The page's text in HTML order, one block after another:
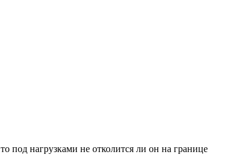
под нагрузками не отколится ли он на границе